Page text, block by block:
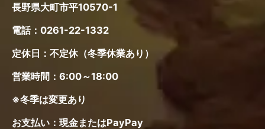
長野県大町市平10570-1
電話： 0261-22-1332
定休日：不定休（冬季休業あり）
営業時間：6:00～18:00
※冬季は変更あり
お支払い：現金またはPayPay